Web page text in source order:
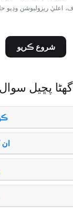
شروع ڪريو
گھڻا پڇيل سوال
ان